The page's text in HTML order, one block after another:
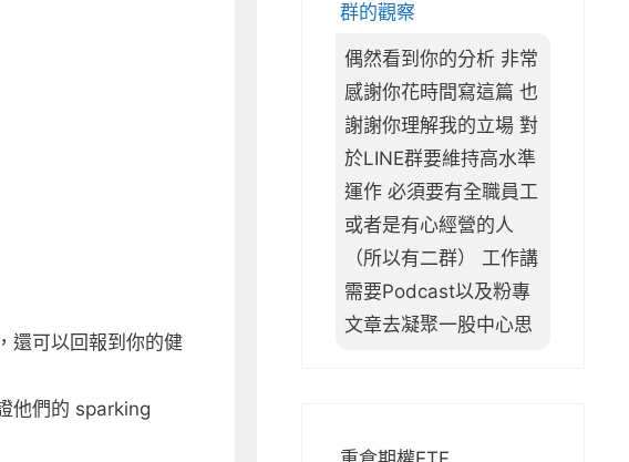
還可以回報到你的健
他們的 sparking
群的觀察
偶然看到你的分析 非常
感謝你花時間寫這篇 也
謝謝你理解我的立場 對
於LINE群要維持高水準
運作 必須要有全職員工
或者是有心經營的人
（所以有二群） 工作講
需要Podcast以及粉專
文章去凝聚一股中心思